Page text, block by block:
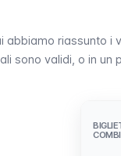
abbiamo riassunto i
sono validi, o in un